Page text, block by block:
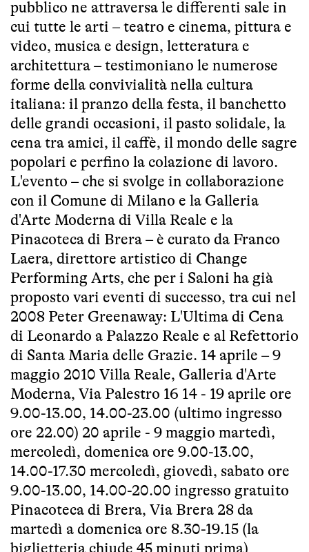
pubblico ne attraversa le differenti sale in
cui tutte le arti – teatro e cinema, pittura e
video, musica e design, letteratura e
architettura – testimoniano le numerose
forme della convivialità nella cultura
italiana: il pranzo della festa, il banchetto
delle grandi occasioni, il pasto solidale, la
cena tra amici, il caffè, il mondo delle sagre
popolari e perfino la colazione di lavoro.
L'evento – che si svolge in collaborazione
con il Comune di Milano e la Galleria
d'Arte Moderna di Villa Reale e la
Pinacoteca di Brera – è curato da Franco
Laera, direttore artistico di Change
Performing Arts, che per i Saloni ha già
proposto vari eventi di successo, tra cui nel
2008 Peter Greenaway: L'Ultima di Cena
di Leonardo a Palazzo Reale e al Refettorio
di Santa Maria delle Grazie. 14 aprile – 9
maggio 2010 Villa Reale, Galleria d'Arte
Moderna, Via Palestro 16 14 - 19 aprile ore
9.00-13.00, 14.00-23.00 (ultimo ingresso
ore 22.00) 20 aprile - 9 maggio martedì,
mercoledì, domenica ore 9.00-13.00,
14.00-17.30 mercoledì, giovedì, sabato ore
9.00-13.00, 14.00-20.00 ingresso gratuito
Pinacoteca di Brera, Via Brera 28 da
martedì a domenica ore 8.30-19.15 (la
biglietteria chiude 45 minuti prima)